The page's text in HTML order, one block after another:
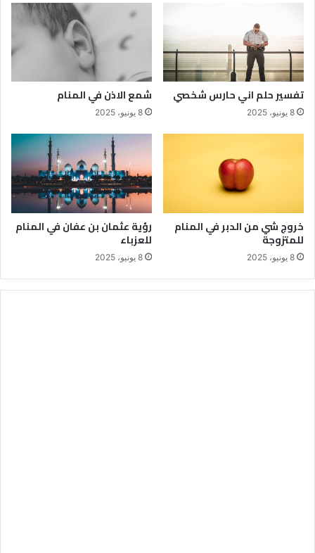
تفسير حلم اني حارس شخصي
8 يونيو، 2025
شمع الاذن في المنام
8 يونيو، 2025
خروج شي من الدبر في المنام
للمتزوجة
8 يونيو، 2025
رؤية عثمان بن عفان في المنام
للعزباء
8 يونيو، 2025